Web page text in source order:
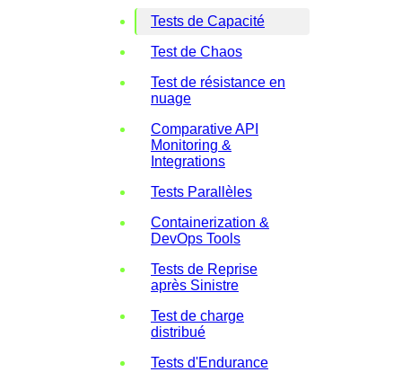
Tests de Capacité
Test de Chaos
Test de résistance en
nuage
Comparative API
Monitoring &
Integrations
Tests Parallèles
Containerization &
DevOps Tools
Tests de Reprise
après Sinistre
Test de charge
distribué
Tests d'Endurance